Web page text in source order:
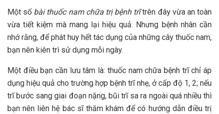
Một số bài thuốc nam chữa trị bệnh trĩtrên đây vừa an toàn
vừa tiết kiệm mà mang lại hiệu quả. Nhưng bệnh nhân cần
nhớ rằng, để phát huy hết tác dụng của những cây thuốc nam,
bạn nên kiên trì sử dụng mỗi ngày.
Một điều bạn cần lưu tâm là: thuốc nam chữa bệnh trĩ chỉ áp
dụng hiệu quả cho trường hợp bệnh trĩ nhẹ, ở cấp độ 1, 2; nếu
trĩ bước sang giai đoạn nặng, bũi trĩ sa ra ngoài quá nhiều thì
bạn nên liên hệ bác sĩ thăm khám để có hướng dẫn điều trị